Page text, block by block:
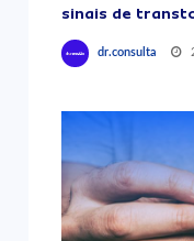
sinais de
dr.consulta